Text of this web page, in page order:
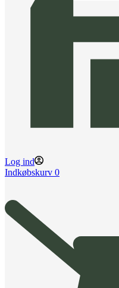
Log ind
Indkøbskurv 0